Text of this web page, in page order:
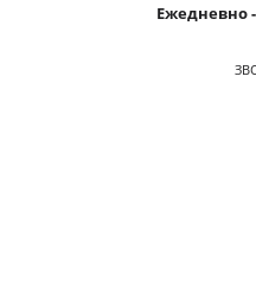
Ежедневно -